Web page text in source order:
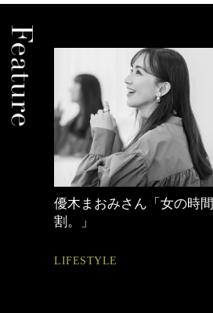
優木まおみさん「女の時間
割。」
LIFESTYLE